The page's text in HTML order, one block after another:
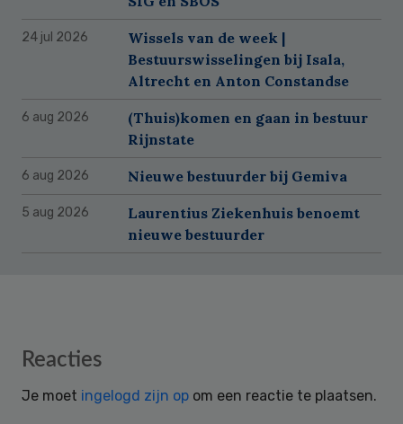
24 jul 2026
Wissels van de week |
Bestuurswisselingen bij Isala,
Altrecht en Anton Constandse
6 aug 2026
(Thuis)komen en gaan in bestuur
Rijnstate
6 aug 2026 Nieuwe bestuurder bij Gemiva
5 aug 2026
Laurentius Ziekenhuis benoemt
nieuwe bestuurder
Reader
Reacties
Je moet ingelogd zijn op om een reactie te plaatsen.